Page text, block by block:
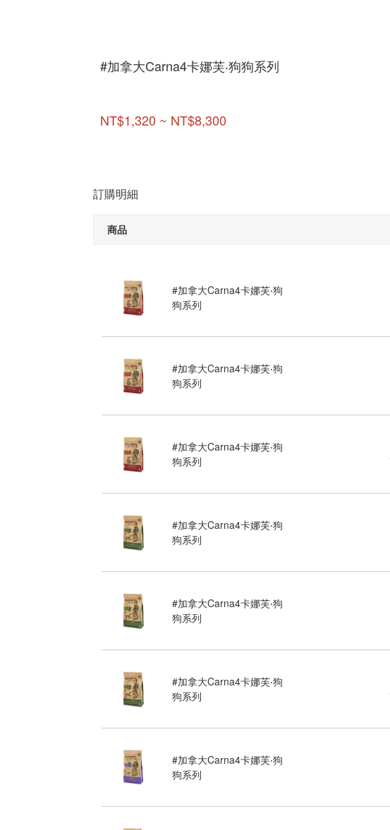
#加拿大Carna4卡娜芙‧狗狗系列
NT$1,320 ~ NT$8,300
訂購明細
商品
#加拿大Carna4卡娜芙‧狗
狗系列
#加拿大Carna4卡娜芙‧狗
狗系列
#加拿大Carna4卡娜芙‧狗
狗系列
#加拿大Carna4卡娜芙‧狗
狗系列
#加拿大Carna4卡娜芙‧狗
狗系列
#加拿大Carna4卡娜芙‧狗
狗系列
#加拿大Carna4卡娜芙‧狗
狗系列